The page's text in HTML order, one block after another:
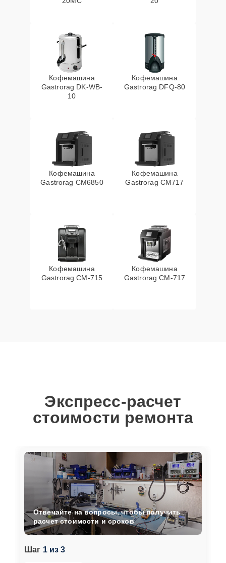
Кофемашина
Gastrorag DK-WB-
10
Кофемашина
Gastrorag DFQ-80
Кофемашина
Gastrorag CM6850
Кофемашина
Gastrorag CM717
Кофемашина
Gastrorag CM-715
Кофемашина
Gastrorag CM-717
Экспресс-расчет
стоимости ремонта
Шаг 1 из 3
Отвечайте на вопросы, чтобы получить
расчет стоимости и сроков